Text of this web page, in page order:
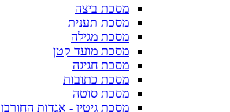
מסכת ביצה
מסכת תענית
מסכת מגילה
מסכת מועד קטן
מסכת חגיגה
מסכת כתובות
מסכת סוטה
מסכת גיטין - אגדות החורבן